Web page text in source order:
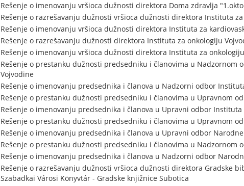
Rešenje o imenovanju vršioca dužnosti direktora Doma zdravlja
Rešenje o razrešavanju dužnosti vršioca dužnosti direktora Instituta
Rešenje o imenovanju vršioca dužnosti direktora Instituta za
Rešenje o razrešavanju dužnosti direktora Instituta za onkologiju
Rešenje o imenovanju vršioca dužnosti direktora Instituta za
Rešenje o prestanku dužnosti predsedniku i članovima u Nadzornom
Vojvodine
Rešenje o imenovanju predsednika i članova u Nadzorni odbor
Rešenje o prestanku dužnosti predsedniku i članovima u Upravnom
Rešenje o imenovanju predsednika i članova u Upravni odbor
Rešenje o prestanku dužnosti predsedniku i članovima u Upravnom
Rešenje o imenovanju predsednika i članova u Upravni odbor
Rešenje o prestanku dužnosti predsedniku i članovima u Nadzornom
Rešenje o imenovanju predsednika i članova u Nadzorni odbor
Rešenje o razrešavanju dužnosti vršioca dužnosti direktora Gradske
Szabadkai Városi Könyvtár - Gradske knjižnice Subotica